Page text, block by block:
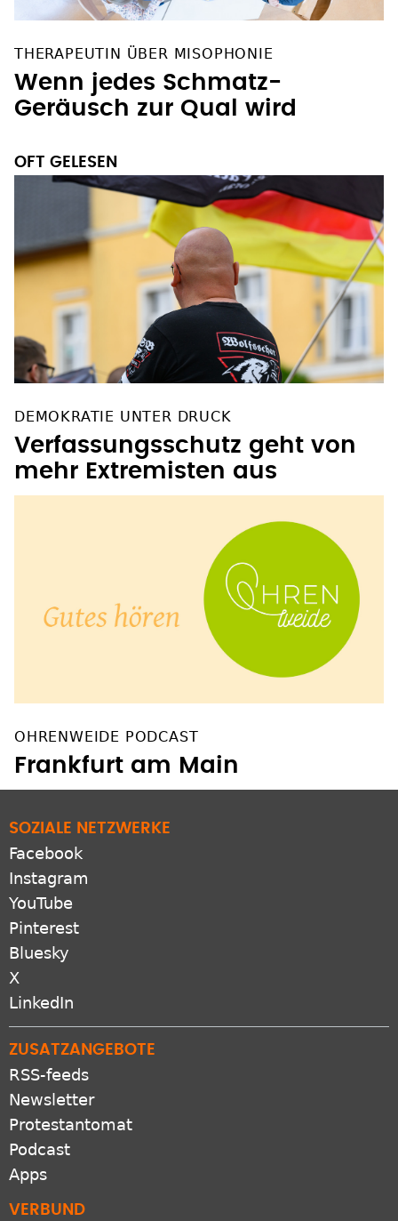
THERAPEUTIN ÜBER MISOPHONIE
Wenn jedes Schmatz-
Geräusch zur Qual wird
OFT GELESEN
DEMOKRATIE UNTER DRUCK
Verfassungsschutz geht von
mehr Extremisten aus
OHRENWEIDE PODCAST
Frankfurt am Main
SOZIALE NETZWERKE
Facebook
Instagram
YouTube
Pinterest
Bluesky
X
LinkedIn
ZUSATZANGEBOTE
RSS-feeds
Newsletter
Protestantomat
Podcast
Apps
VERBUND